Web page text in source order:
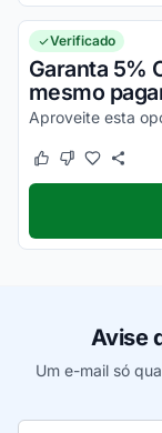
Verificado
Garanta 5%
mesmo
Este cupom
Este cupom
Avise
Um e-mail só